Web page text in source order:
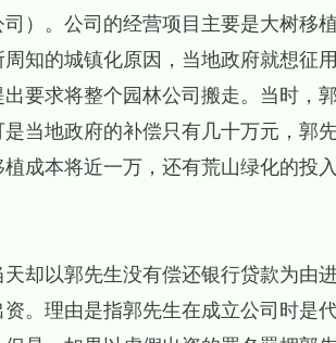
）。公司的经营项目主要是大树移
知的城镇化原因，当地政府就想征
要求将整个园林公司搬走。当时，
当地政府的补偿只有几十万元，郭
成本将近一万，还有荒山绿化的投
却以郭先生没有偿还银行贷款为由
。理由是指郭先生在成立公司时是